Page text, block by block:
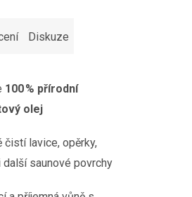
Diskuze
100 % přírodní
olej
čistí lavice, opěrky,
další saunové povrchy